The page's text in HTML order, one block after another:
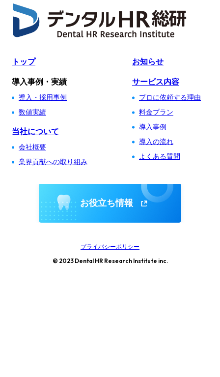
トップ
導入事例・実績
導入・採用事例
数値実績
当社について
会社概要
業界貢献への取り組み
お知らせ
サービス内容
プロに依頼する理由
料金プラン
導入事例
導入の流れ
よくある質問
お役立ち情報
プライバシーポリシー
© 2023 Dental HR Research Institute inc.